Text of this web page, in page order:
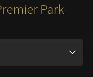
Park